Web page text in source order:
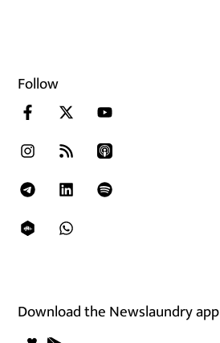
Follow
Download the Newslaundry app